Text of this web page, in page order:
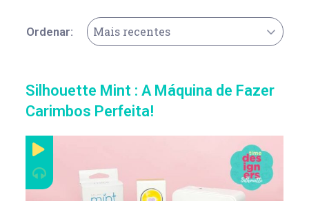
Ordenar: Mais recentes
Silhouette Mint : A Máquina de Fazer
Carimbos Perfeita!